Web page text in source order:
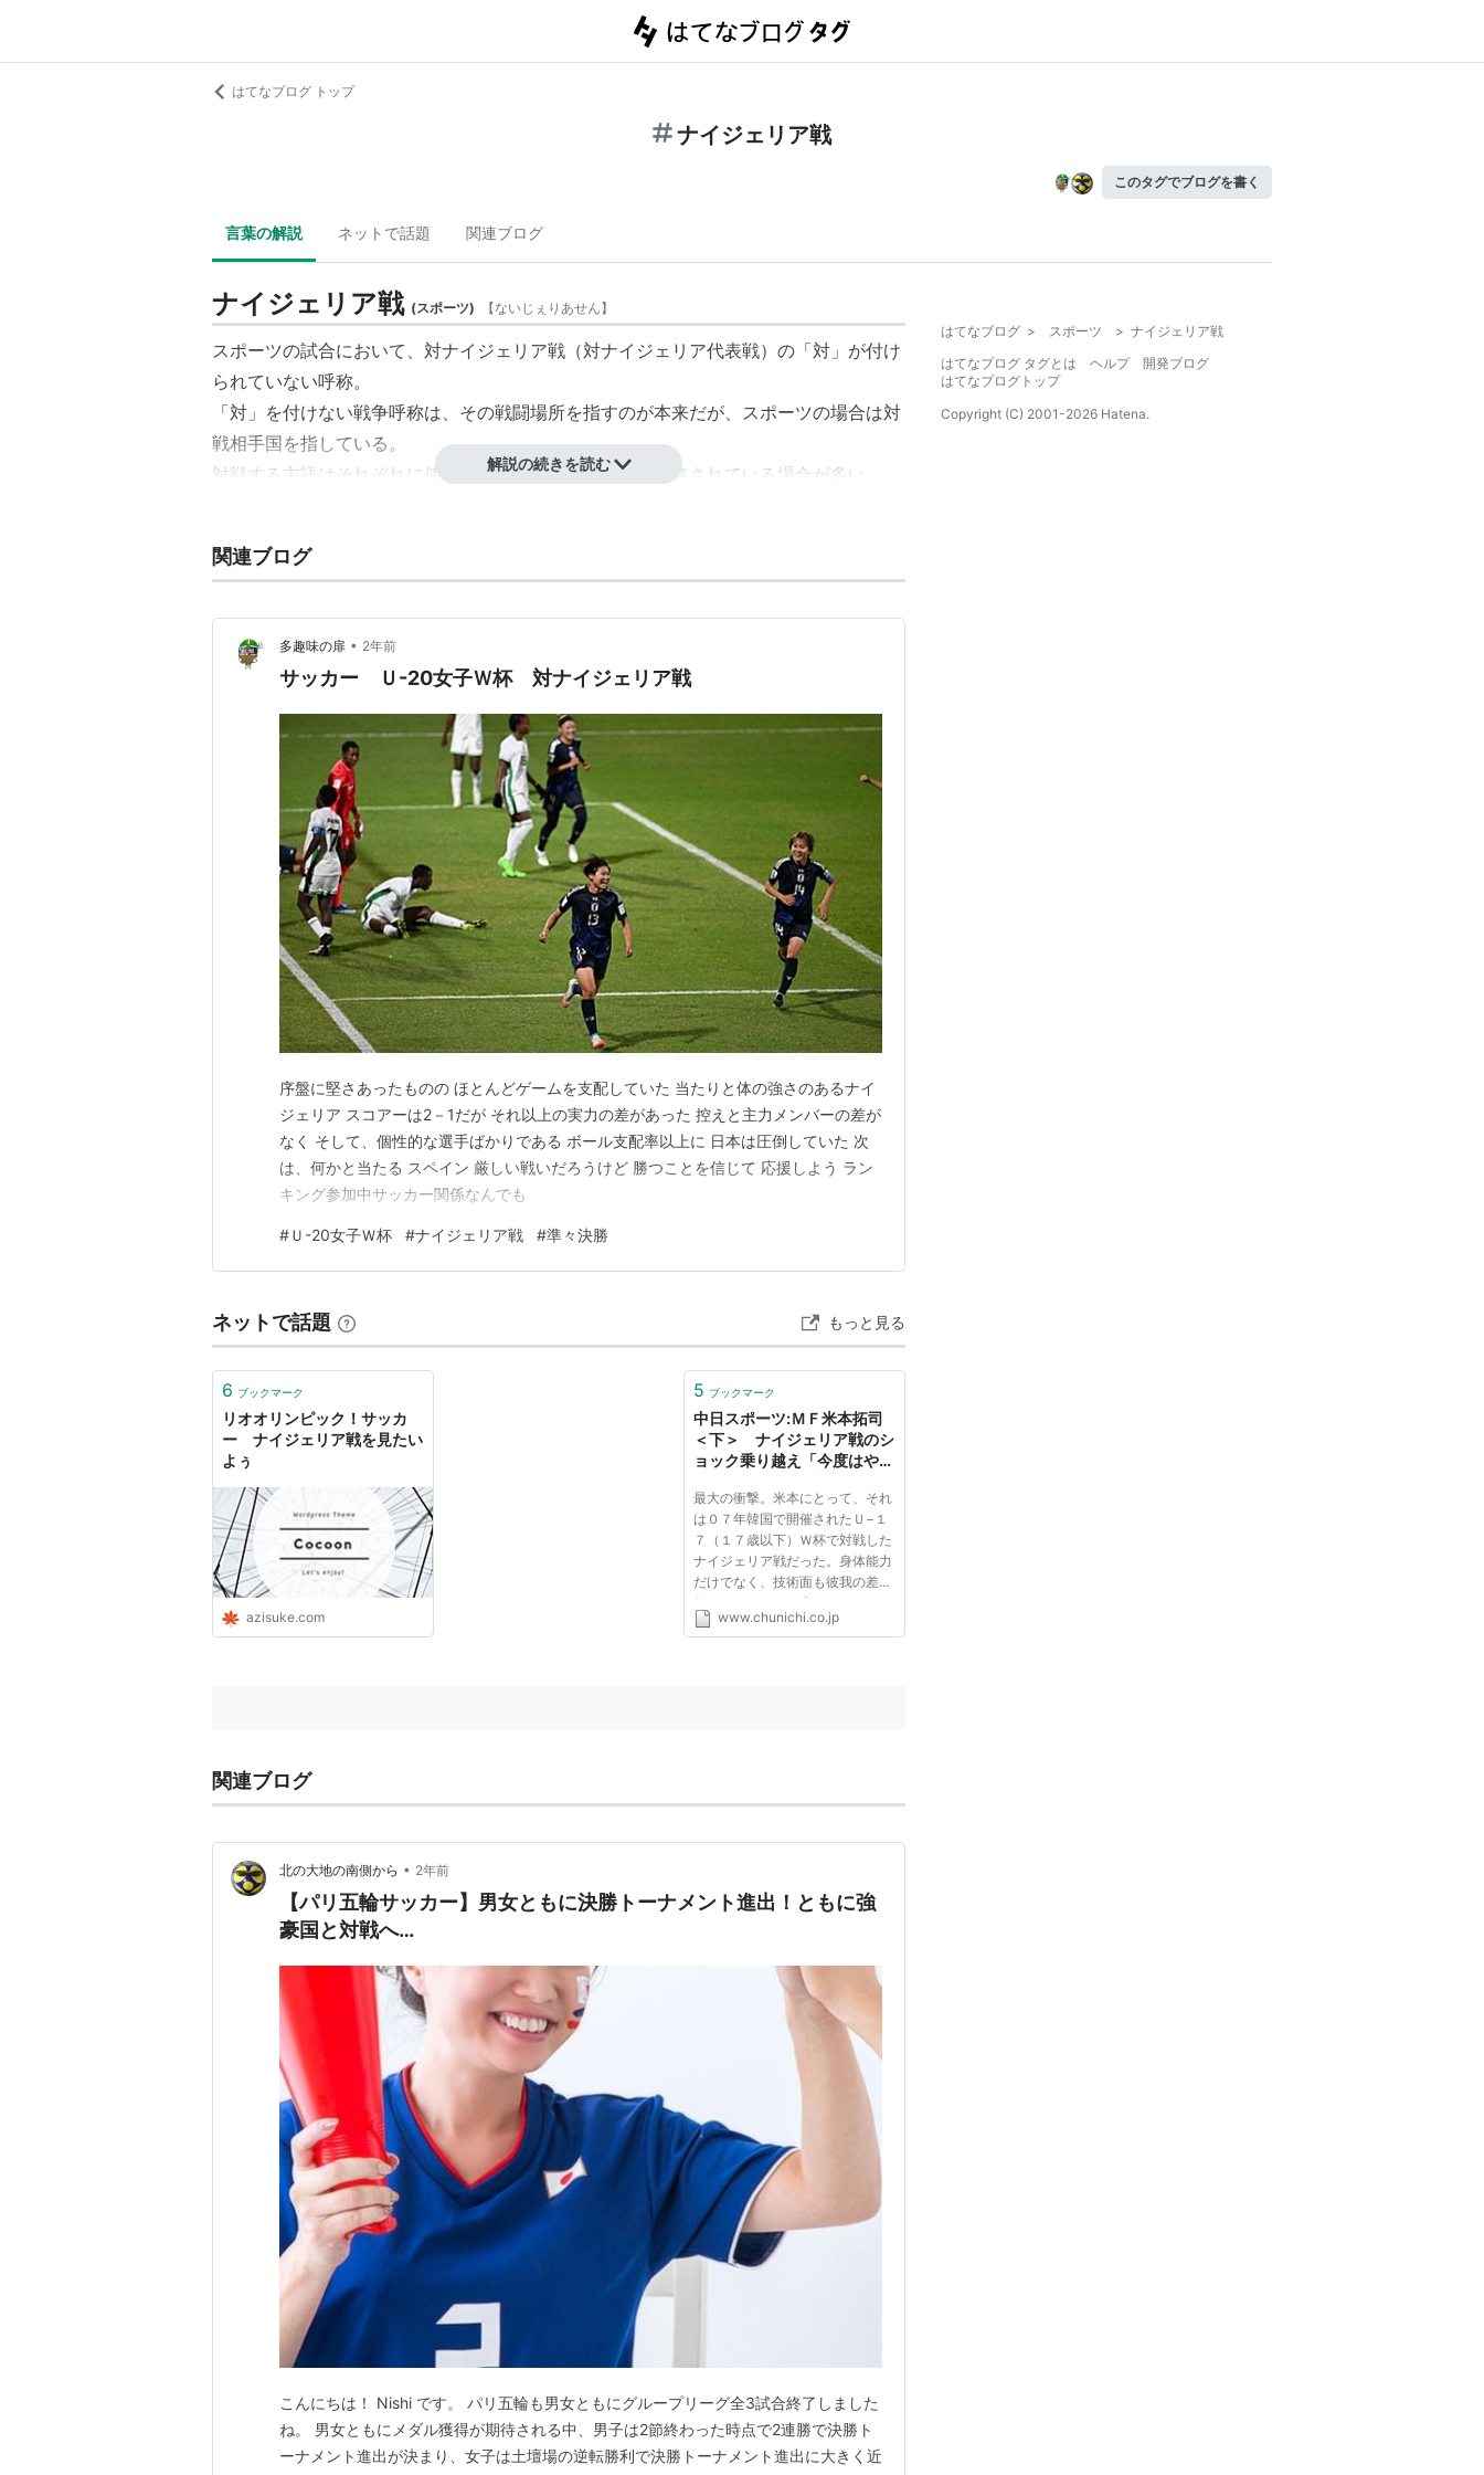
はてなブログ トップ
ナイジェリア戦
このタグでブログを書く
言葉の解説 ネットで話題 関連ブログ
ナイジェリア戦 (スポーツ) 【ないじぇりあせん】
スポーツの試合において、 対ナイジェリア戦 （対ナイジェリア代表戦）の「対」が付け
られていない呼称。
「対」を付けない戦争呼称は、その戦闘場所を指すのが本来だが、スポーツの場合は対
戦相手国を指している。
対戦する主語はそれぞれに使えるが、日本という主語が省略されている場合が多い。
解説の続きを読む
関連ブログ
多趣味の扉 • 2年前
サッカー Ｕ-20女子Ｗ杯 対ナイジェリア戦
序盤に堅さあったものの ほとんどゲームを支配していた 当たりと体の強さのあるナイ
ジェリア スコアーは2－1だが それ以上の実力の差があった 控えと主力メンバーの差が
なく そして、個性的な選手ばかりである ボール支配率以上に 日本は圧倒していた 次
は、何かと当たる スペイン 厳しい戦いだろうけど 勝つことを信じて 応援しよう ラン
キング参加中サッカー関係なんでも
#Ｕ-20女子Ｗ杯 #ナイジェリア戦 #準々決勝
ネットで話題 もっと見る
6 ブックマーク
リオオリンピック！サッカ
ー ナイジェリア戦を見たい
よぅ
azisuke.com
5 ブックマーク
中日スポーツ:ＭＦ米本拓司
＜下＞ ナイジェリア戦のシ
ョック乗り越え「今度はやり
(CHUNICHI Web)
最大の衝撃。米本にとって、それ
は０７年韓国で開催されたＵ−１
７（１７歳以下）Ｗ杯で対戦した
ナイジェリア戦だった。身体能力
だけでなく、技術面も彼我の差は
信じられないほど大きかった。
「いくら寄せても相手はプレッシ
www.chunichi.co.jp
関連ブログ
北の大地の南側から • 2年前
【パリ五輪サッカー】男女ともに決勝トーナメント進出！ともに強
豪国と対戦へ…
こんにちは！ Nishi です。 パリ五輪も男女ともにグループリーグ全3試合終了しました
ね。 男女ともにメダル獲得が期待される中、男子は2節終わった時点で2連勝で決勝ト
ーナメント進出が決まり、女子は土壇場の逆転勝利で決勝トーナメント進出に大きく近
はてなブログ > スポーツ > ナイジェリア戦
はてなブログ タグとは
ヘルプ
開発ブログ
はてなブログトップ
Copyright (C) 2001-2026 Hatena.